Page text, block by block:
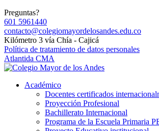
Preguntas?
601 5961440
contacto@colegiomayordelosandes.edu.co
Kilómetro 3 vía Chía - Cajicá
Política de tratamiento de datos personales
Atlantida CMA
Académico
Docentes certificados
Proyección Profesional
Bachillerato Internacional
Programa de la Escuela Primaria